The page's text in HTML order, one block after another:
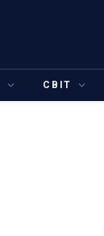
СВІТ